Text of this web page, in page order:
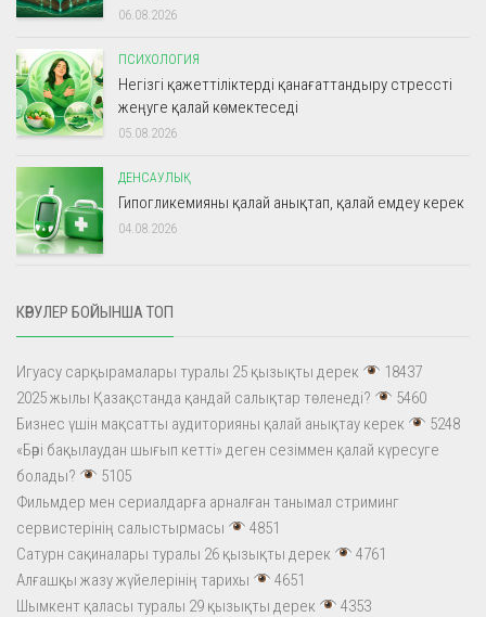
06.08.2026
ПСИХОЛОГИЯ
Негізгі қажеттіліктерді қанағаттандыру стрессті
жеңуге қалай көмектеседі
05.08.2026
ДЕНСАУЛЫҚ
Гипогликемияны қалай анықтап, қалай емдеу керек
04.08.2026
КӨРУЛЕР БОЙЫНША ТОП
Игуасу сарқырамалары туралы 25 қызықты дерек
18437
2025 жылы Қазақстанда қандай салықтар төленеді?
5460
Бизнес үшін мақсатты аудиторияны қалай анықтау керек
5248
«Бәрі бақылаудан шығып кетті» деген сезіммен қалай күресуге
болады?
5105
Фильмдер мен сериалдарға арналған танымал стриминг
сервистерінің салыстырмасы
4851
Сатурн сақиналары туралы 26 қызықты дерек
4761
Алғашқы жазу жүйелерінің тарихы
4651
Шымкент қаласы туралы 29 қызықты дерек
4353